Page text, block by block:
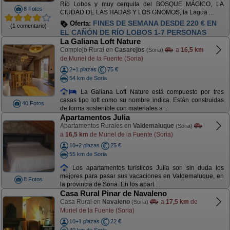
8 Fotos
(1 comentario)
Río Lobos y muy cerquita del BOSQUE MÁGICO, LA
CIUDAD DE LAS HADAS Y LOS GNOMOS, la Lagua ...
Oferta: FINES DE SEMANA DESDE 220 € EN
EL CAÑÓN DE RÍO LOBOS 1-7 PERSONAS
40 Fotos
La Galiana Loft Nature
Complejo Rural en Casarejos (Soria) a 16,5 km
de Muriel de la Fuente (Soria)
2+1 plazas
75 €
54 km de Soria
La Galiana Loft Nature está compuesto por tres
casas tipo loft como su nombre indica. Están construidas
de forma sostenible con materiales a ...
8 Fotos
Apartamentos Julia
Apartamentos Rurales en Valdemaluque (Soria)
a 16,5 km de Muriel de la Fuente (Soria)
10+2 plazas
25 €
55 km de Soria
Los apartamentos turísticos Julia son sin duda los
mejores para pasar sus vacaciones en Valdemaluque, en
la provincia de Soria. En los apart ...
Casa Rural Pinar de Navaleno
Casa Rural en Navaleno (Soria) a 17,5 km de
Muriel de la Fuente (Soria)
10+1 plazas
22 €